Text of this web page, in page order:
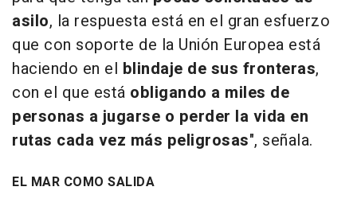
asilo, la respuesta está en el gran esfuerzo
que con soporte de la Unión Europea está
haciendo en el blindaje de sus fronteras,
con el que está obligando a miles de
personas a jugarse o perder la vida en
rutas cada vez más peligrosas", señala.
EL MAR COMO SALIDA